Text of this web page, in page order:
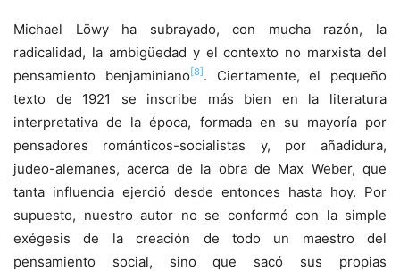
Michael Löwy ha subrayado, con mucha razón, la
radicalidad, la ambigüedad y el contexto no marxista del
pensamiento benjaminiano [8] . Ciertamente, el pequeño
texto de 1921 se inscribe más bien en la literatura
interpretativa de la época, formada en su mayoría por
pensadores románticos-socialistas y, por añadidura,
judeo-alemanes, acerca de la obra de Max Weber, que
tanta influencia ejerció desde entonces hasta hoy. Por
supuesto, nuestro autor no se conformó con la simple
exégesis de la creación de todo un maestro del
pensamiento social, sino que sacó sus propias